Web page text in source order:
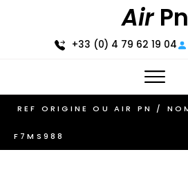
AirPn
+33 (0) 4 79 62 19 04
F7MS988